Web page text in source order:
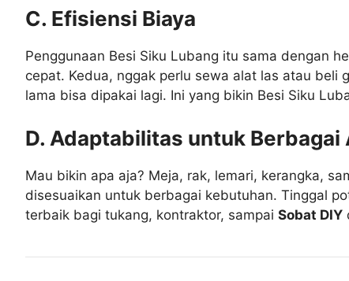
C. Efisiensi Biaya
Penggunaan Besi Siku Lubang itu sama dengan
cepat. Kedua, nggak perlu sewa alat las atau beli
lama bisa dipakai lagi. Ini yang bikin Besi Siku
D. Adaptabilitas untuk Berbagai
Mau bikin apa aja? Meja, rak, lemari, kerangka,
disesuaikan untuk berbagai kebutuhan. Tinggal
terbaik bagi tukang, kontraktor, sampai Sobat DIY